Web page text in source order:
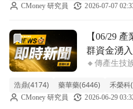
禾榮科、金
CMoney 研究員 2026-07-07
前往【06/29 產業即時新聞
【06/29
群資金湧
價勢如虹！
🔸傳產生技
4.66%，盤
逼近漲停，
浩鼎(4174) 藥華藥(6446) 禾榮科
CMoney 研究員 2026-06-29